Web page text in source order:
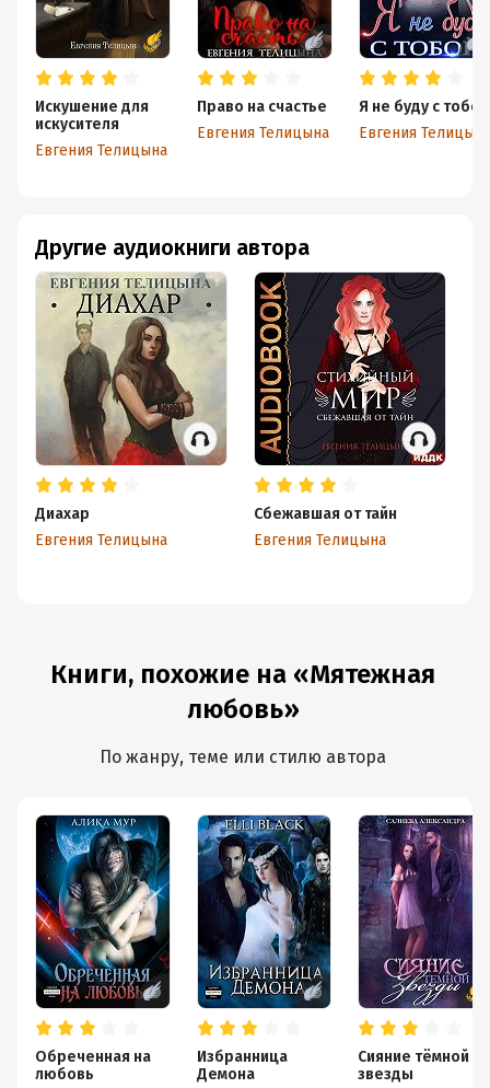
Искушение для
искусителя
Евгения Телицына
Право на счастье
Евгения Телицына
Я не буду с тобой
Евгения Телицына
Другие аудиокниги автора
Диахар
Евгения Телицына
Сбежавшая от тайн
Евгения Телицына
Книги, похожие на «Мятежная
любовь»
По жанру, теме или стилю автора
Обреченная на
любовь
Избранница
Демона
Сияние тёмной
звезды